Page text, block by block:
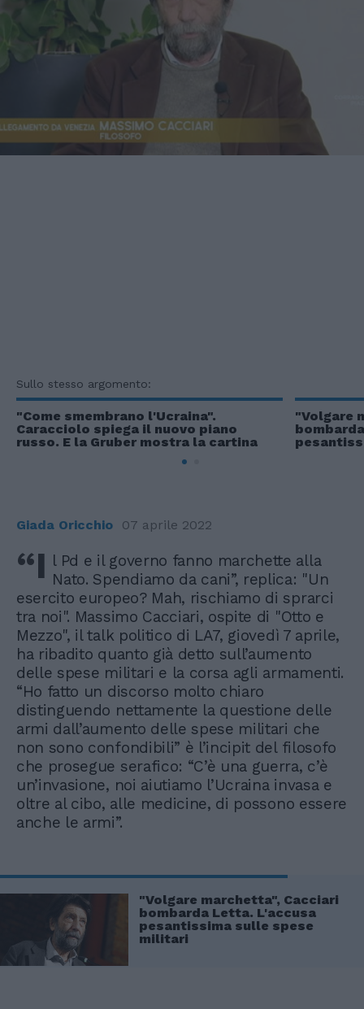
Sullo stesso argomento:
"Come smembrano l'Ucraina".
Caracciolo spiega il nuovo piano
russo. E la Gruber mostra la cartina
"Volgare
Giada Oricchio 07 aprile 2022
“I l Pd e il governo fanno marchette alla
Nato. Spendiamo da cani”, replica: "Un
esercito europeo? Mah, rischiamo di sprarci
tra noi". Massimo Cacciari, ospite di "Otto e
Mezzo", il talk politico di LA7, giovedì 7 aprile,
ha ribadito quanto già detto sull’aumento
delle spese militari e la corsa agli armamenti.
“Ho fatto un discorso molto chiaro
distinguendo nettamente la questione delle
armi dall’aumento delle spese militari che
non sono confondibili” è l’incipit del filosofo
che prosegue serafico: “C’è una guerra, c’è
un’invasione, noi aiutiamo l’Ucraina invasa e
oltre al cibo, alle medicine, di possono essere
anche le armi”.
"Volgare marchetta", Cacciari
bombarda Letta. L'accusa
pesantissima sulle spese
militari